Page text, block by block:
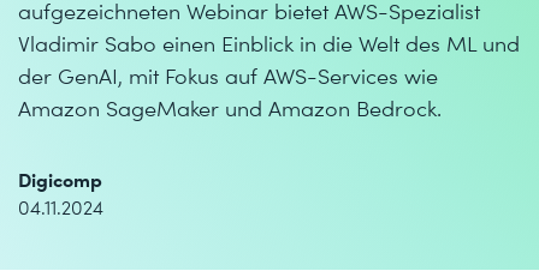
aufgezeichneten Webinar bietet AWS-Spezialist
Vladimir Sabo einen Einblick in die Welt des ML und
der GenAI, mit Fokus auf AWS-Services wie
Amazon SageMaker und Amazon Bedrock.
Digicomp
04.11.2024